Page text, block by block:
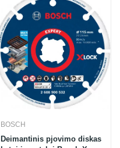
BOSCH
Deimantinis pjovimo diskas